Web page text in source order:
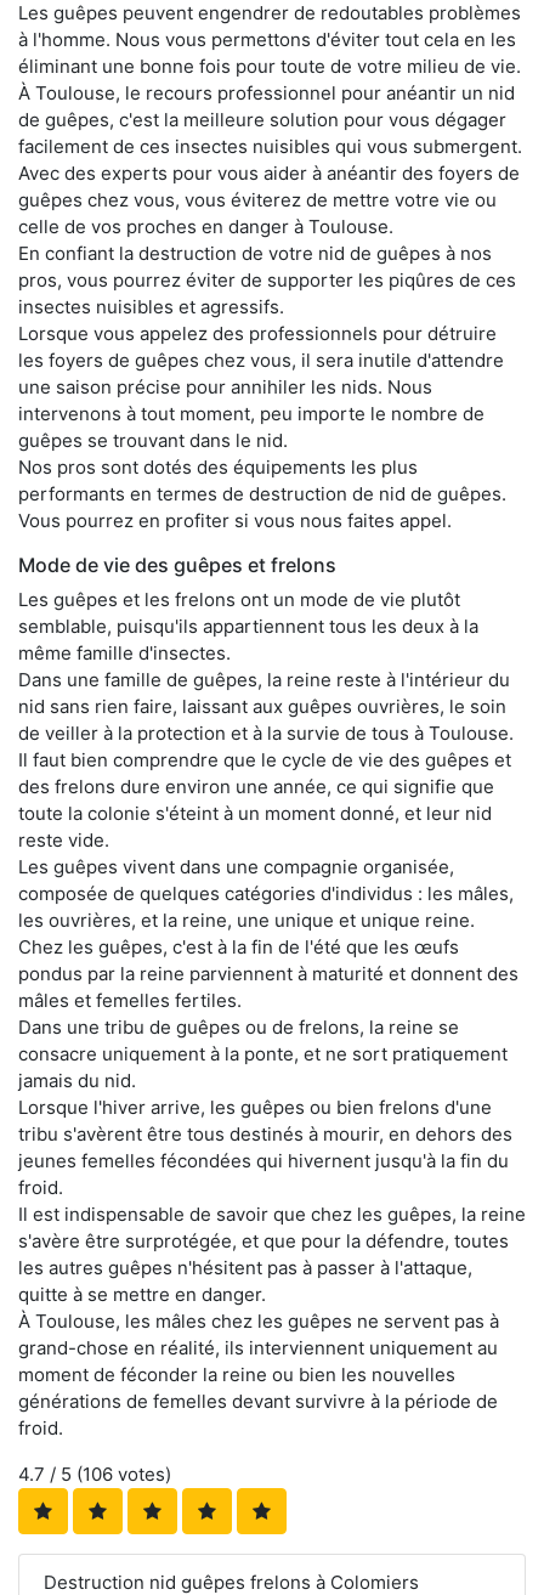
Les guêpes peuvent engendrer de redoutables problèmes
à l'homme. Nous vous permettons d'éviter tout cela en les
éliminant une bonne fois pour toute de votre milieu de vie.
À Toulouse, le recours professionnel pour anéantir un nid
de guêpes, c'est la meilleure solution pour vous dégager
facilement de ces insectes nuisibles qui vous submergent.
Avec des experts pour vous aider à anéantir des foyers de
guêpes chez vous, vous éviterez de mettre votre vie ou
celle de vos proches en danger à Toulouse.
En confiant la destruction de votre nid de guêpes à nos
pros, vous pourrez éviter de supporter les piqûres de ces
insectes nuisibles et agressifs.
Lorsque vous appelez des professionnels pour détruire
les foyers de guêpes chez vous, il sera inutile d'attendre
une saison précise pour annihiler les nids. Nous
intervenons à tout moment, peu importe le nombre de
guêpes se trouvant dans le nid.
Nos pros sont dotés des équipements les plus
performants en termes de destruction de nid de guêpes.
Vous pourrez en profiter si vous nous faites appel.
Mode de vie des guêpes et frelons
Les guêpes et les frelons ont un mode de vie plutôt
semblable, puisqu'ils appartiennent tous les deux à la
même famille d'insectes.
Dans une famille de guêpes, la reine reste à l'intérieur du
nid sans rien faire, laissant aux guêpes ouvrières, le soin
de veiller à la protection et à la survie de tous à Toulouse.
Il faut bien comprendre que le cycle de vie des guêpes et
des frelons dure environ une année, ce qui signifie que
toute la colonie s'éteint à un moment donné, et leur nid
reste vide.
Les guêpes vivent dans une compagnie organisée,
composée de quelques catégories d'individus : les mâles,
les ouvrières, et la reine, une unique et unique reine.
Chez les guêpes, c'est à la fin de l'été que les œufs
pondus par la reine parviennent à maturité et donnent des
mâles et femelles fertiles.
Dans une tribu de guêpes ou de frelons, la reine se
consacre uniquement à la ponte, et ne sort pratiquement
jamais du nid.
Lorsque l'hiver arrive, les guêpes ou bien frelons d'une
tribu s'avèrent être tous destinés à mourir, en dehors des
jeunes femelles fécondées qui hivernent jusqu'à la fin du
froid.
Il est indispensable de savoir que chez les guêpes, la reine
s'avère être surprotégée, et que pour la défendre, toutes
les autres guêpes n'hésitent pas à passer à l'attaque,
quitte à se mettre en danger.
À Toulouse, les mâles chez les guêpes ne servent pas à
grand-chose en réalité, ils interviennent uniquement au
moment de féconder la reine ou bien les nouvelles
générations de femelles devant survivre à la période de
froid.
4.7 / 5 (106 votes)
Destruction nid guêpes frelons à Colomiers